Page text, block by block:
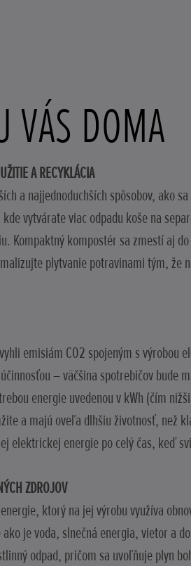
VÁS DOMA
A RECYKLÁCIA
a najjednoduchších spôsobov, ako
vytvárate viac odpadu koše na
Kompaktný kompostér sa zmestí aj
plytvanie potravinami tým, že
emisiám CO2 spojeným s výrobou
– väčšina spotrebičov bude
energie uvedenou v kWh (čím
a majú oveľa dlhšiu životnosť, než
elektrickej energie po celý čas, keď
ZDROJOV
ktorý na jej výrobu využíva
je voda, slnečná energia, vietor a
odpad, pričom sa uvoľňuje plyn